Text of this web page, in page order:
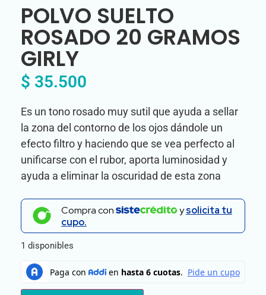
POLVO SUELTO
ROSADO 20 GRAMOS
GIRLY
$ 35.500
Es un tono rosado muy sutil que ayuda a sellar
la zona del contorno de los ojos dándole un
efecto filtro y haciendo que se vea perfecto al
unificarse con el rubor, aporta luminosidad y
ayuda a eliminar la oscuridad de esta zona
Compra con ysolicita tu
cupo.
1 disponibles